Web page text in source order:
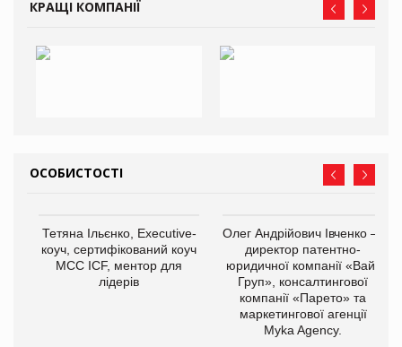
КРАЩІ КОМПАНІЇ
ОСОБИСТОСТІ
Тетяна Ільєнко, Executive-
коуч, сертифікований коуч
МСС ICF, ментор для
лідерів
Олег Андрійович Івченко —
директор патентно-
юридичної компанії «Вайз
Груп», консалтингової
компанії «Парето» та
маркетингової агенції
Myka Agency.